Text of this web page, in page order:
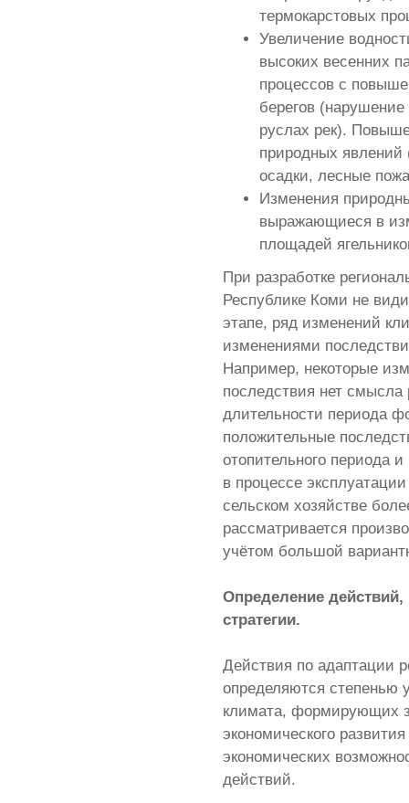
термокарстовых
Увеличение
высоких весенних
процессов с
берегов
руслах рек).
природных явлений
осадки, лесные
Изменения
выражающиеся в
площадей
При разработке
Республике Коми не
этапе, ряд изменений
изменениями
Например, некоторые
последствия нет
длительности периода
положительные
отопительного периода
в процессе
сельском хозяйстве
рассматривается
учётом большой
Определение
стратегии.
Действия по адаптации
определяются степенью
климата, формирующих
экономического
экономических
действий.